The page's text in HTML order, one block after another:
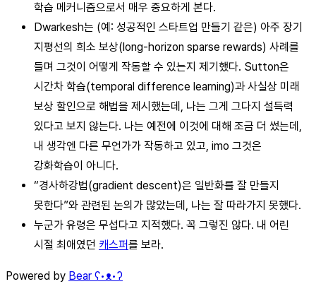
학습 메커니즘으로서 매우 중요하게 본다.
Dwarkesh는 (예: 성공적인 스타트업 만들기 같은) 아주 장기
지평선의 희소 보상(long-horizon sparse rewards) 사례를
들며 그것이 어떻게 작동할 수 있는지 제기했다. Sutton은
시간차 학습(temporal difference learning)과 사실상 미래
보상 할인으로 해법을 제시했는데, 나는 그게 그다지 설득력
있다고 보지 않는다. 나는 예전에 이것에 대해 조금 더 썼는데,
내 생각엔 다른 무언가가 작동하고 있고, imo 그것은
강화학습이 아니다.
“경사하강법(gradient descent)은 일반화를 잘 만들지
못한다”와 관련된 논의가 많았는데, 나는 잘 따라가지 못했다.
누군가 유령은 무섭다고 지적했다. 꼭 그렇진 않다. 내 어린
시절 최애였던 캐스퍼를 보라.
Powered by Bear ʕ•ᴥ•ʔ